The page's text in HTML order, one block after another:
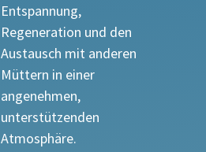
Entspannung,
Regeneration und den
Austausch mit anderen
Müttern in einer
angenehmen,
unterstützenden
Atmosphäre.